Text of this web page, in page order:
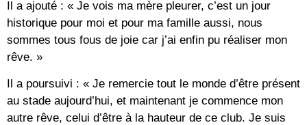
Il a ajouté : « Je vois ma mère pleurer, c’est un jour
historique pour moi et pour ma famille aussi, nous
sommes tous fous de joie car j’ai enfin pu réaliser mon
rêve. »
Il a poursuivi : « Je remercie tout le monde d’être présent
au stade aujourd’hui, et maintenant je commence mon
autre rêve, celui d’être à la hauteur de ce club. Je suis